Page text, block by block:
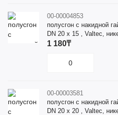
00-00004853
полусгон с накидной
DN 20 x 15 , Valtec,
1 180₸
00-00003581
полусгон с накидной
DN 20 x 20 , Valtec,